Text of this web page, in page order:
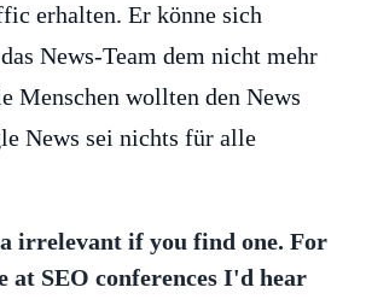
erhalten. Er könne sich
News-Team dem nicht mehr
Menschen wollten den News
News sei nichts für alle
irrelevant if you find one. For
at SEO conferences I'd hear